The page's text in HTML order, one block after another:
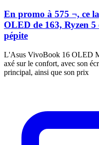
En promo à 575 ¬, ce
OLED de 163, Ryzen 5
pépite
L'Asus VivoBook 16 OLED
axé sur le confort, avec son
principal, ainsi que son prix